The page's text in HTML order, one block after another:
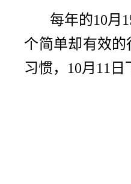
每年的10月
个简单却有效
习惯， 10月 11